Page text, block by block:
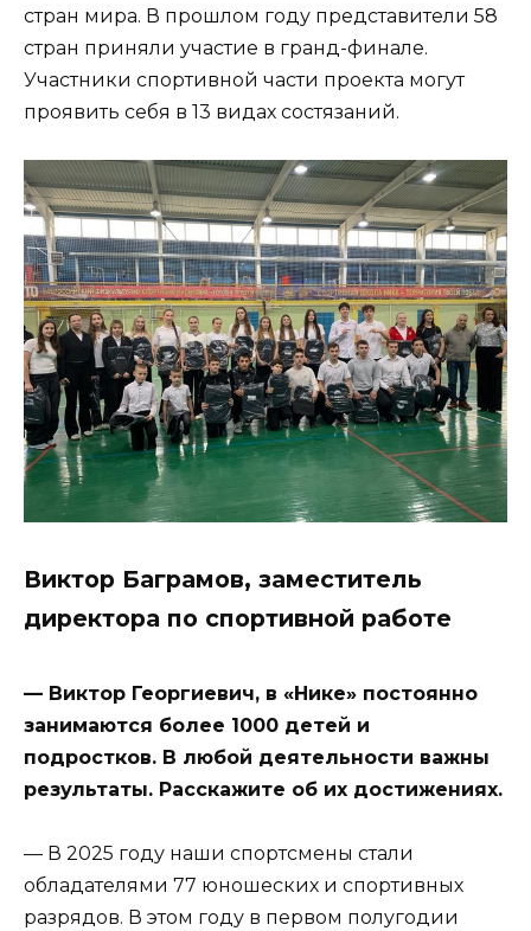
стран мира. В прошлом году представители 58
стран приняли участие в гранд-финале.
Участники спортивной части проекта могут
проявить себя в 13 видах состязаний.
Виктор Баграмов, заместитель
директора по спортивной работе
— Виктор Георгиевич, в «Нике» постоянно
занимаются более 1000 детей и
подростков. В любой деятельности важны
результаты. Расскажите об их достижениях.
— В 2025 году наши спортсмены стали
обладателями 77 юношеских и спортивных
разрядов. В этом году в первом полугодии